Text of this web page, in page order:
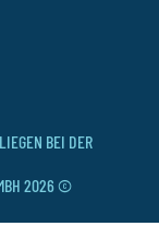
BEI DER
2026 ©